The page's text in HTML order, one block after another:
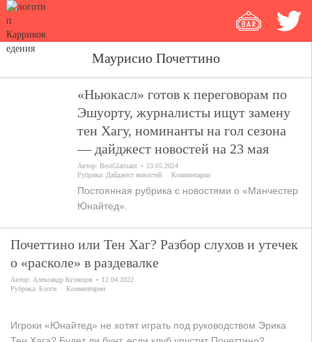
Маурисио Почеттино
«Ньюкасл» готов к переговорам по
Эшуорту, журналисты ищут замену
тен Хагу, номинанты на гол сезона
— дайджест новостей на 23 мая
Автор:BestGlatisant
23.05.2024
Рубрика: Дайджест новостей Комментарии
Постоянная рубрика с новостями о «Манчестер
Юнайтед».
Почеттино или Тен Хаг? Разбор слухов и утечек
о «расколе» в раздевалке
Автор: Александр Кузнецов
12.04.2022
Рубрика: Блоги Комментарии
Игроки «Юнайтед» не хотят играть под руководством Эрика